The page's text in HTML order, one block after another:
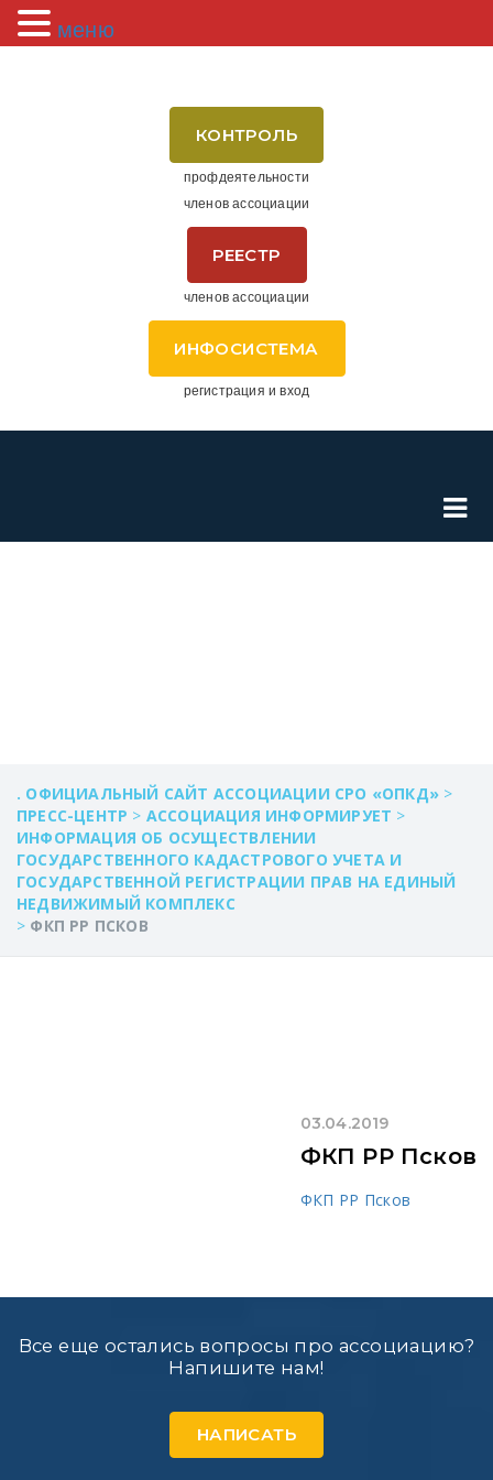
КОНТРОЛЬ
профдеятельности
членов ассоциации
РЕЕСТР
членов ассоциации
ИНФОСИСТЕМА
регистрация и вход
. ОФИЦИАЛЬНЫЙ САЙТ АССОЦИАЦИИ СРО «ОПКД» >
ПРЕСС-ЦЕНТР > АССОЦИАЦИЯ ИНФОРМИРУЕТ >
ИНФОРМАЦИЯ ОБ ОСУЩЕСТВЛЕНИИ
ГОСУДАРСТВЕННОГО КАДАСТРОВОГО УЧЕТА И
ГОСУДАРСТВЕННОЙ РЕГИСТРАЦИИ ПРАВ НА ЕДИНЫЙ
НЕДВИЖИМЫЙ КОМПЛЕКС
> ФКП РР ПСКОВ
03.04.2019
ФКП РР Псков
ФКП РР Псков
Все еще остались вопросы про ассоциацию?
Напишите нам!
НАПИСАТЬ
меню